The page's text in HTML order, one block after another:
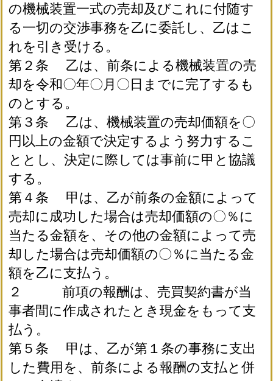
の機械装置一式の売却及びこれに付随す
る一切の交渉事務を乙に委託し、乙はこ
れを引き受ける。
第２条 乙は、前条による機械装置の売
却を令和〇年〇月〇日までに完了するも
のとする。
第３条 乙は、機械装置の売却価額を〇
円以上の金額で決定するよう努力するこ
ととし、決定に際しては事前に甲と協議
する。
第４条 甲は、乙が前条の金額によって
売却に成功した場合は売却価額の〇％に
当たる金額を、その他の金額によって売
却した場合は売却価額の〇％に当たる金
額を乙に支払う。
２ 前項の報酬は、売買契約書が当
事者間に作成されたとき現金をもって支
払う。
第５条 甲は、乙が第１条の事務に支出
した費用を、前条による報酬の支払と併